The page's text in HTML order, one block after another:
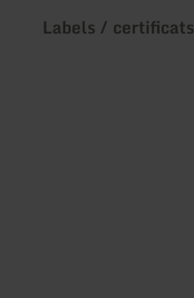
Labels / certificats